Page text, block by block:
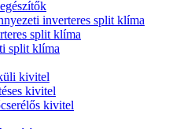
inverteres split klíma
split klíma
split klíma
kivitel
kivitel
kivitel